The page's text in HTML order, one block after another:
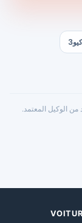
الوكيل المعتمد.